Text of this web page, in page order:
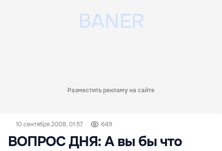
Разместить рекламу на сайте
10 сентября 2008, 01:57 649
ВОПРОС ДНЯ: А вы бы что